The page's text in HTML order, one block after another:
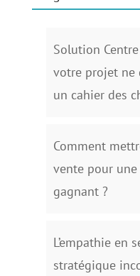
Solution
votre projet ne
un cahier des
Comment
vente pour
gagnant ?
L’empathie en
stratégique